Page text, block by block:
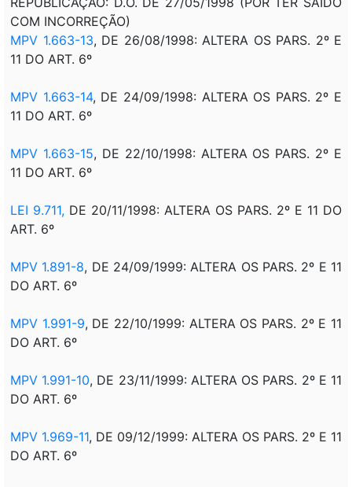
COM INCORREÇÃO)
MPV 1.663-13, DE 26/08/1998: ALTERA OS PARS. 2º E
11 DO ART. 6º
MPV 1.663-14, DE 24/09/1998: ALTERA OS PARS. 2º E
11 DO ART. 6º
MPV 1.663-15, DE 22/10/1998: ALTERA OS PARS. 2º E
11 DO ART. 6º
LEI 9.711, DE 20/11/1998: ALTERA OS PARS. 2º E 11 DO
ART. 6º
MPV 1.891-8, DE 24/09/1999: ALTERA OS PARS. 2º E 11
DO ART. 6º
MPV 1.991-9, DE 22/10/1999: ALTERA OS PARS. 2º E 11
DO ART. 6º
MPV 1.991-10, DE 23/11/1999: ALTERA OS PARS. 2º E 11
DO ART. 6º
MPV 1.969-11, DE 09/12/1999: ALTERA OS PARS. 2º E 11
DO ART. 6º